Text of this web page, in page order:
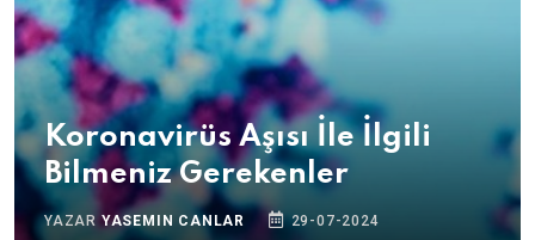
Koronavirüs Aşısı İle İlgili
Bilmeniz Gerekenler
YAZAR YASEMIN CANLAR 29-07-2024